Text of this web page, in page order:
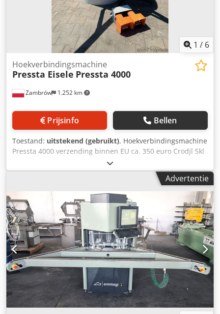
1 / 6
Zambrów 1.252 km
Hoekverbindingsmachine
Pressta Eisele Pressta 4000
Prijsinfo Bellen
Toestand: uitstekend (gebruikt), Hoekverbindingsmachine
Pressta 4000 verzending binnen EU ca. 350 euro Crodjl Skl
Advertentie